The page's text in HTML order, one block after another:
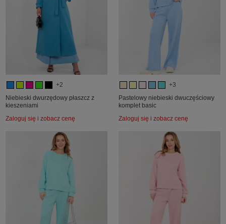
+2
Niebieski dwurzędowy płaszcz z
kieszeniami
Zaloguj się i zobacz cenę
+3
Pastelowy niebieski dwuczęściowy
komplet basic
Zaloguj się i zobacz cenę